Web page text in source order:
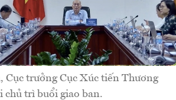
Cục trưởng Cục Xúc tiến Thương
chủ trì buổi giao ban.